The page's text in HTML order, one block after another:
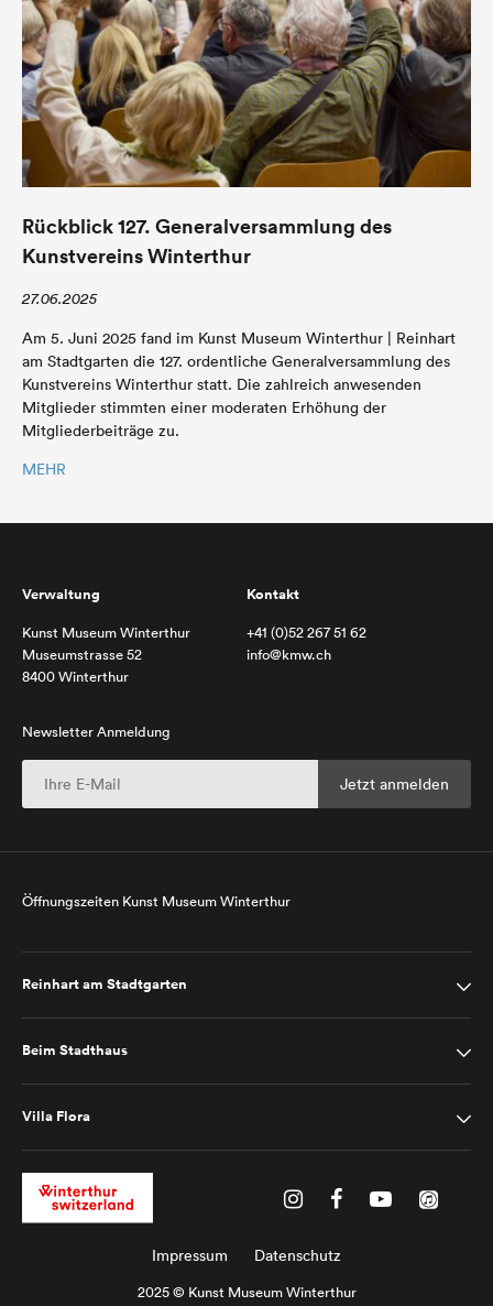
Rückblick 127. Generalversammlung des
Kunstvereins Winterthur
27.06.2025
Am 5. Juni 2025 fand im Kunst Museum Winterthur | Reinhart
am Stadtgarten die 127. ordentliche Generalversammlung des
Kunstvereins Winterthur statt. Die zahlreich anwesenden
Mitglieder stimmten einer moderaten Erhöhung der
Mitgliederbeiträge zu.
MEHR
Verwaltung
Kunst Museum Winterthur
Museumstrasse 52
8400 Winterthur
Kontakt
+41 (0)52 267 51 62
info@kmw.ch
Newsletter Anmeldung
Öffnungszeiten Kunst Museum Winterthur
Reinhart am Stadtgarten
Beim Stadthaus
Villa Flora
Impressum Datenschutz
2025 © Kunst Museum Winterthur